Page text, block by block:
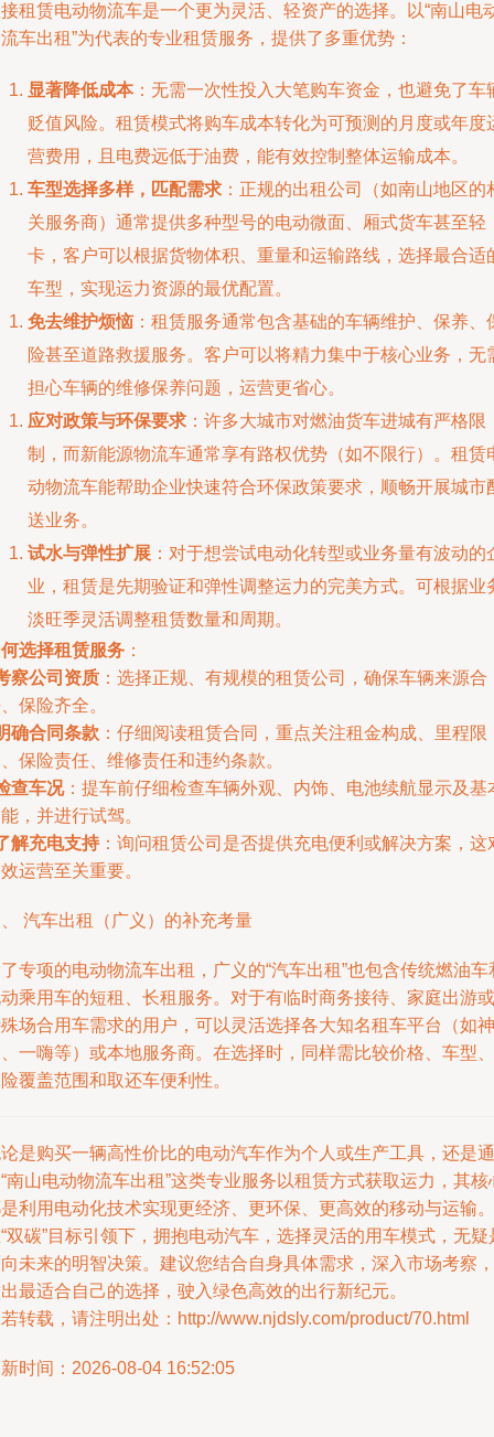
租赁电动物流车是一个更为灵活、轻资产的选择。以“南山电
车出租”为代表的专业租赁服务，提供了多重优势：
显著降低成本：无需一次性投入大笔购车资金，也避免了车
贬值风险。租赁模式将购车成本转化为可预测的月度或年度
营费用，且电费远低于油费，能有效控制整体运输成本。
车型选择多样，匹配需求 ：正规的出租公司（如南山地区的
关服务商）通常提供多种型号的电动微面、厢式货车甚至轻
卡，客户可以根据货物体积、重量和运输路线，选择最合适
车型，实现运力资源的最优配置。
免去维护烦恼：租赁服务通常包含基础的车辆维护、保养、
险甚至道路救援服务。客户可以将精力集中于核心业务，无
担心车辆的维修保养问题，运营更省心。
应对政策与环保要求 ：许多大城市对燃油货车进城有严格限
制，而新能源物流车通常享有路权优势（如不限行）。租赁
动物流车能帮助企业快速符合环保政策要求，顺畅开展城市
送业务。
试水与弹性扩展 ：对于想尝试电动化转型或业务量有波动的
业，租赁是先期验证和弹性调整运力的完美方式。可根据业
淡旺季灵活调整租赁数量和周期。
选择租赁服务 ：
察公司资质 ：选择正规、有规模的租赁公司，确保车辆来源合
保险齐全。
确合同条款 ：仔细阅读租赁合同，重点关注租金构成、里程限
保险责任、维修责任和违约条款。
查车况：提车前仔细检查车辆外观、内饰、电池续航显示及基
，并进行试驾。
解充电支持：询问租赁公司是否提供充电便利或解决方案，这
运营至关重要。
汽车出租（广义）的补充考量
专项的电动物流车出租，广义的“汽车出租”也包含传统燃油车
乘用车的短租、长租服务。对于有临时商务接待、家庭出游或
场合用车需求的用户，可以灵活选择各大知名租车平台（如神
一嗨等）或本地服务商。在选择时，同样需比较价格、车型、
覆盖范围和取还车便利性。
是购买一辆高性价比的电动汽车作为个人或生产工具，还是通
南山电动物流车出租”这类专业服务以租赁方式获取运力，其核
利用电动化技术实现更经济、更环保、更高效的移动与运输。
双碳”目标引领下，拥抱电动汽车，选择灵活的用车模式，无疑
未来的明智决策。建议您结合自身具体需求，深入市场考察，
最适合自己的选择，驶入绿色高效的出行新纪元。
转载，请注明出处：http://www.njdsly.com/product/70.html
时间：2026-08-04 16:52:05